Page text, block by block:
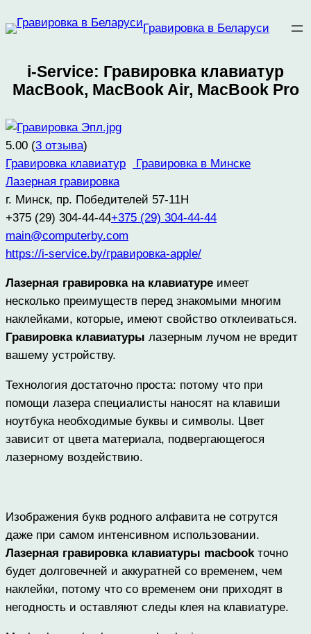
к
Гравировка в Беларуси
i-Service: Гравировка клавиатур
MacBook, MacBook Air, MacBook Pro
5.00 (3 отзыва)
Гравировка клавиатур
Гравировка в Минске
Лазерная гравировка
г. Минск, пр. Победителей 57-11Н
+375 (29) 304-44-44+375 (29) 304-44-44
main@computerby.com
https://i-service.by/гравировка-apple/
Лазерная гравировка на клавиатуре имеет
несколько преимуществ перед знакомыми многим
наклейками, которые, имеют свойство отклеиваться.
Гравировка клавиатуры лазерным лучом не вредит
вашему устройству.
Технология достаточно проста: потому что при
помощи лазера специалисты наносят на клавиши
ноутбука необходимые буквы и символы. Цвет
зависит от цвета материала, подвергающегося
лазерному воздействию.
Изображения букв родного алфавита не сотрутся
даже при самом интенсивном использовании.
Лазерная гравировка клавиатуры macbook точно
будет долговечней и аккуратней со временем, чем
наклейки, потому что со временем они приходят в
негодность и оставляют следы клея на клавиатуре.